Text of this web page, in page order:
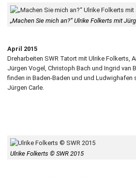
„Machen Sie mich an?“ Ulrike Folkerts mit
April 2015
Dreharbeiten SWR Tatort mit Ulrike Folkerts,
Jürgen Vogel, Christoph Bach und Ingrid van
finden in Baden-Baden und und Ludwighafen
Jürgen Carle.
Ulrike Folkerts © SWR 2015